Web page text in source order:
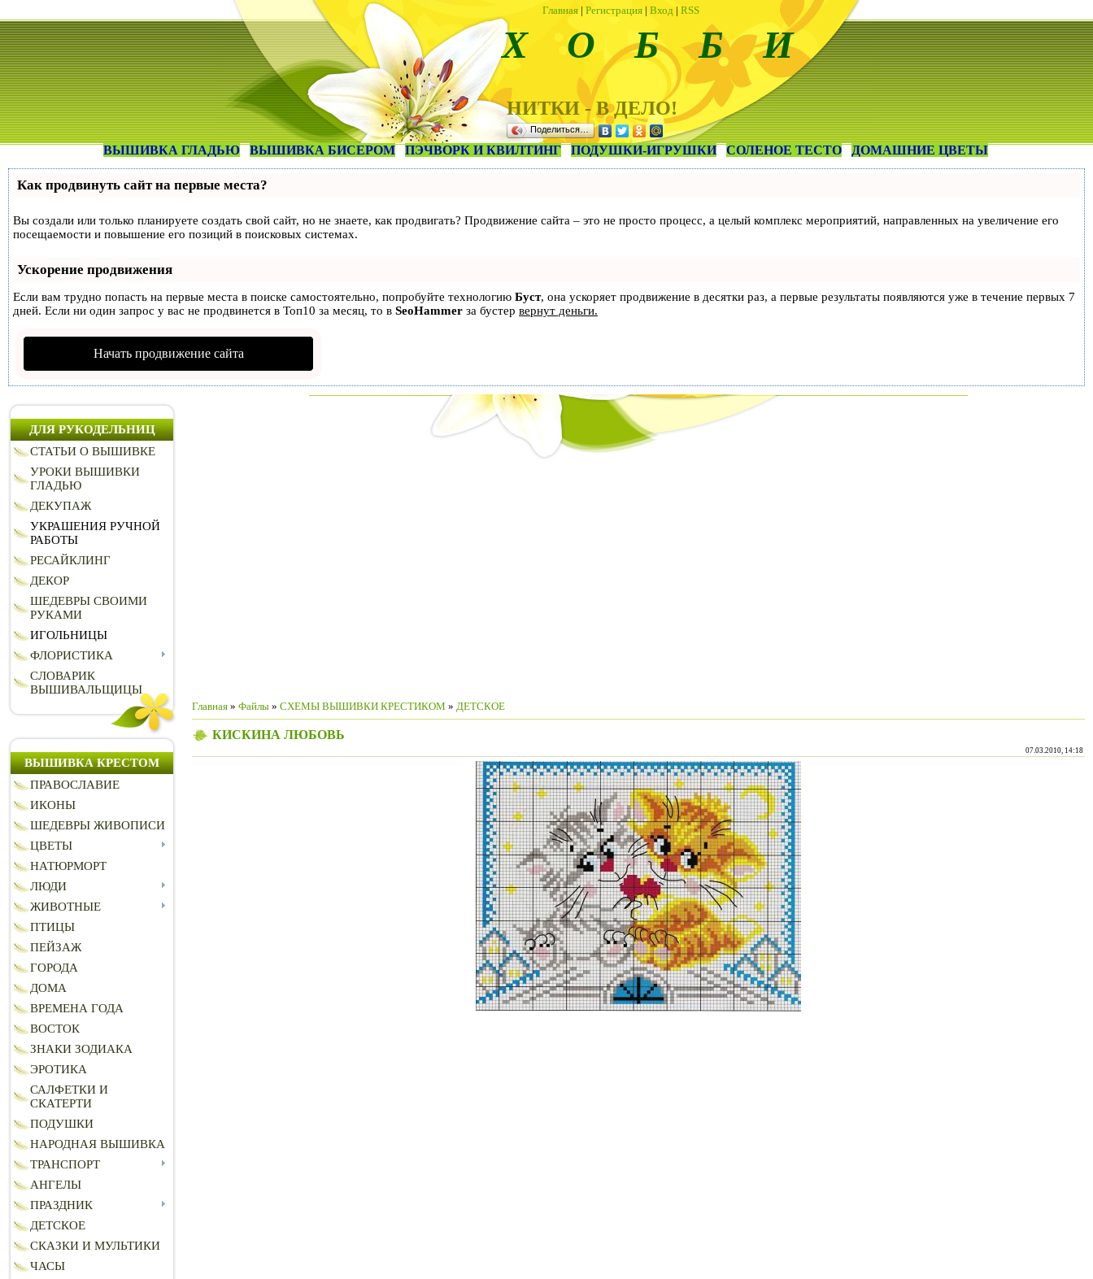
Главная | Регистрация | Вход | RSS
Х О Б Б И
НИТКИ - В ДЕЛО!
Поделиться…
ВЫШИВКА ГЛАДЬЮ ВЫШИВКА БИСЕРОМ ПЭЧВОРК И КВИЛТИНГ ПОДУШКИ-ИГРУШКИ СОЛЕНОЕ ТЕСТО ДОМАШНИЕ ЦВЕТЫ
Как продвинуть сайт на первые места?
Вы создали или только планируете создать свой сайт, но не знаете, как продвигать? Продвижение сайта – это не просто процесс, а целый комплекс мероприятий, направленных на увеличение его
посещаемости и повышение его позиций в поисковых системах.
Ускорение продвижения
Если вам трудно попасть на первые места в поиске самостоятельно, попробуйте технологию Буст, она ускоряет продвижение в десятки раз, а первые результаты появляются уже в течение первых 7
дней. Если ни один запрос у вас не продвинется в Топ10 за месяц, то в SeoHammer за бустер вернут деньги.
Начать продвижение сайта
ДЛЯ РУКОДЕЛЬНИЦ
СТАТЬИ О ВЫШИВКЕ
УРОКИ ВЫШИВКИ
ГЛАДЬЮ
ДЕКУПАЖ
УКРАШЕНИЯ РУЧНОЙ
РАБОТЫ
РЕСАЙКЛИНГ
ДЕКОР
ШЕДЕВРЫ СВОИМИ
РУКАМИ
ИГОЛЬНИЦЫ
ФЛОРИСТИКА
СЛОВАРИК
ВЫШИВАЛЬЩИЦЫ
ВЫШИВКА КРЕСТОМ
ПРАВОСЛАВИЕ
ИКОНЫ
ШЕДЕВРЫ ЖИВОПИСИ
ЦВЕТЫ
НАТЮРМОРТ
ЛЮДИ
ЖИВОТНЫЕ
ПТИЦЫ
ПЕЙЗАЖ
ГОРОДА
ДОМА
ВРЕМЕНА ГОДА
ВОСТОК
ЗНАКИ ЗОДИАКА
ЭРОТИКА
САЛФЕТКИ И
СКАТЕРТИ
ПОДУШКИ
НАРОДНАЯ ВЫШИВКА
ТРАНСПОРТ
АНГЕЛЫ
ПРАЗДНИК
ДЕТСКОЕ
СКАЗКИ И МУЛЬТИКИ
ЧАСЫ
Главная » Файлы » СХЕМЫ ВЫШИВКИ КРЕСТИКОМ » ДЕТСКОЕ
КИСКИНА ЛЮБОВЬ
07.03.2010, 14:18